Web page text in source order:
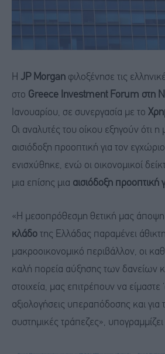
Η JP Morgan φιλοξένησε τις
στο Greece Investment Forum στη
Ιανουαρίου, σε συνεργασία με το
Οι αναλυτές του οίκου εξηγούν ότι
αισιόδοξη προοπτική για τον
ενισχύθηκε, ενώ οι οικονομικοί
μια επίσης μια αισιόδοξη προοπτική
«Η μεσοπρόθεσμη θετική μας άποψη
κλάδο της Ελλάδας παραμένει
μακροοικονομικό περιβάλλον, οι
καλή πορεία αύξησης των δανείων
στοιχεία, μας επιτρέπουν να είμαστε
αξιολογήσεις υπεραπόδοσης και για
συστημικές τράπεζες»,